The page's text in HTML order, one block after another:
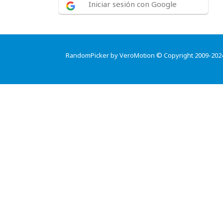
Iniciar sesión con Google
RandomPicker by VeroMotion © Copyright 2009-